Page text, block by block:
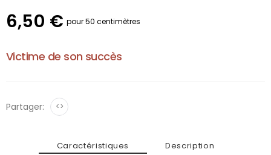
6,50 € pour 50 centimètres
Victime de son succès
Partager: <>
Caractéristiques
Description